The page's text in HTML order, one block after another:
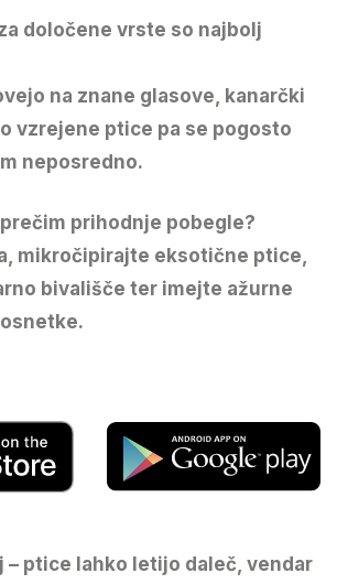
določene vrste so najbolj
na znane glasove, kanarčki
vzrejene ptice pa se pogosto
neposredno.
prihodnje pobegle?
mikročipirajte eksotične ptice,
bivališče ter imejte ažurne
– ptice lahko letijo daleč, vendar